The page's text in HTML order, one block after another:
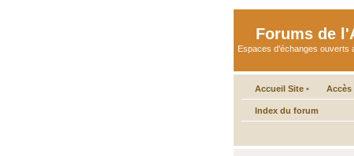
Forums de
Espaces d'échanges ouverts
Accueil Site • Accès
Index du forum